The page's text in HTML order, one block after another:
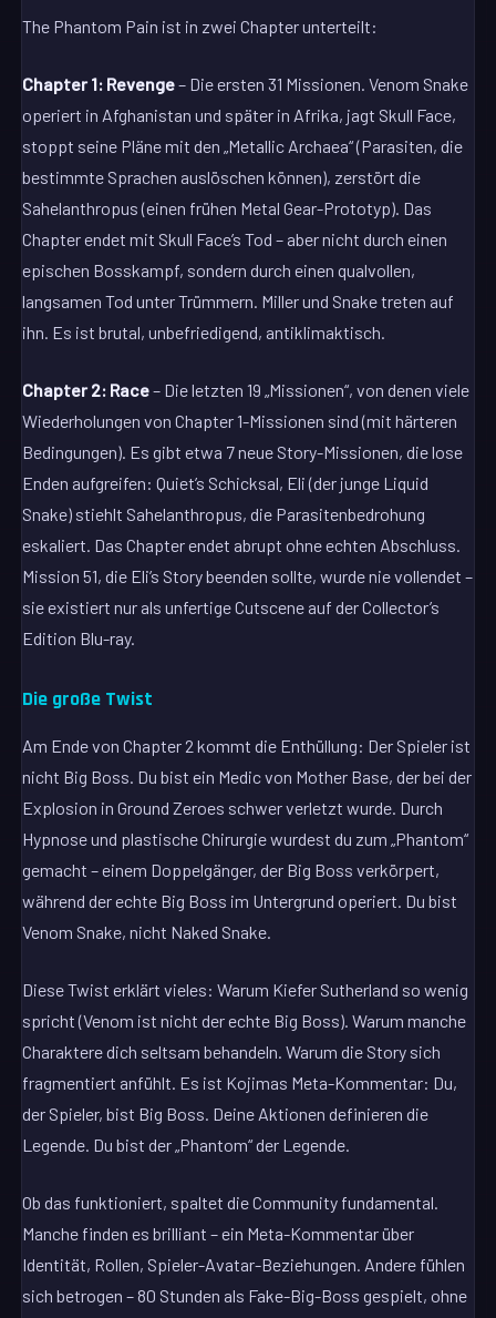
The Phantom Pain ist in zwei Chapter unterteilt:
Chapter 1: Revenge– Die ersten 31 Missionen. Venom Snake
operiert in Afghanistan und später in Afrika, jagt Skull Face,
stoppt seine Pläne mit den „Metallic Archaea“ (Parasiten, die
bestimmte Sprachen auslöschen können), zerstört die
Sahelanthropus (einen frühen Metal Gear-Prototyp). Das
Chapter endet mit Skull Face’s Tod – aber nicht durch einen
epischen Bosskampf, sondern durch einen qualvollen,
langsamen Tod unter Trümmern. Miller und Snake treten auf
ihn. Es ist brutal, unbefriedigend, antiklimaktisch.
Chapter 2: Race– Die letzten 19 „Missionen“, von denen viele
Wiederholungen von Chapter 1-Missionen sind (mit härteren
Bedingungen). Es gibt etwa 7 neue Story-Missionen, die lose
Enden aufgreifen: Quiet’s Schicksal, Eli (der junge Liquid
Snake) stiehlt Sahelanthropus, die Parasitenbedrohung
eskaliert. Das Chapter endet abrupt ohne echten Abschluss.
Mission 51, die Eli’s Story beenden sollte, wurde nie vollendet –
sie existiert nur als unfertige Cutscene auf der Collector’s
Edition Blu-ray.
Die große Twist
Am Ende von Chapter 2 kommt die Enthüllung: Der Spieler ist
nicht Big Boss. Du bist ein Medic von Mother Base, der bei der
Explosion in Ground Zeroes schwer verletzt wurde. Durch
Hypnose und plastische Chirurgie wurdest du zum „Phantom“
gemacht – einem Doppelgänger, der Big Boss verkörpert,
während der echte Big Boss im Untergrund operiert. Du bist
Venom Snake, nicht Naked Snake.
Diese Twist erklärt vieles: Warum Kiefer Sutherland so wenig
spricht (Venom ist nicht der echte Big Boss). Warum manche
Charaktere dich seltsam behandeln. Warum die Story sich
fragmentiert anfühlt. Es ist Kojimas Meta-Kommentar: Du,
der Spieler, bist Big Boss. Deine Aktionen definieren die
Legende. Du bist der „Phantom“ der Legende.
Ob das funktioniert, spaltet die Community fundamental.
Manche finden es brilliant – ein Meta-Kommentar über
Identität, Rollen, Spieler-Avatar-Beziehungen. Andere fühlen
sich betrogen – 80 Stunden als Fake-Big-Boss gespielt, ohne